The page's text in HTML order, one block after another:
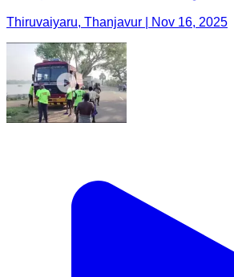
Thiruvaiyaru, Thanjavur | Nov 16, 2025